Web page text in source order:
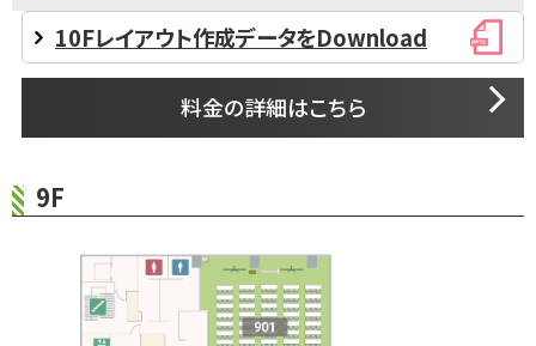
10Fレイアウト作成データをDownload
料金の詳細はこちら
9F